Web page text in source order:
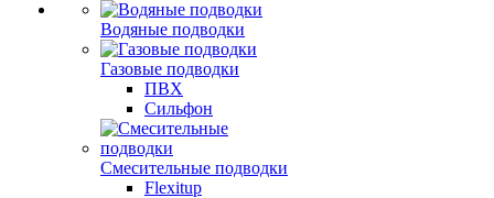
Водяные подводки
Газовые подводки
ПВХ
Сильфон
Смесительные подводки
Flexitup